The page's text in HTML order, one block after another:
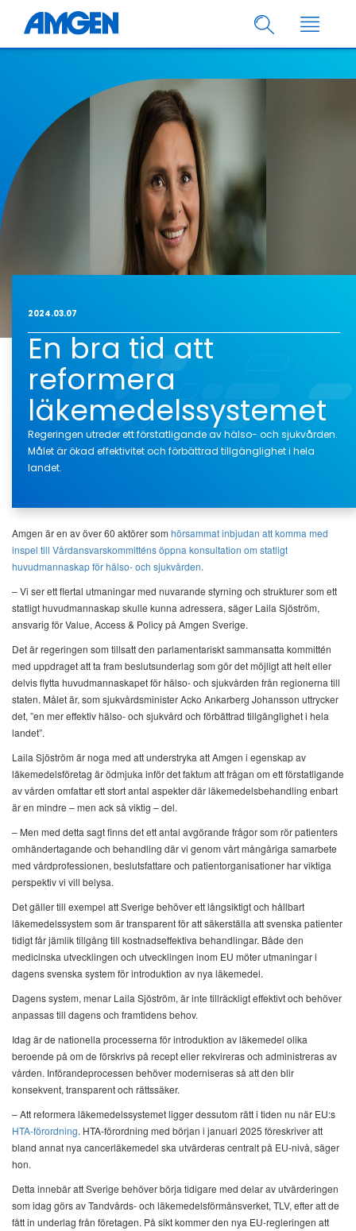
2024.03.07
En bra tid att
reformera
läkemedelssystemet
Regeringen utreder ett förstatligande av hälso- och sjukvården.
Målet är ökad effektivitet och förbättrad tillgänglighet i hela
landet.
Amgen är en av över 60 aktörer som hörsammat inbjudan att komma med
inspel till Vårdansvarskommitténs öppna konsultation om statligt
huvudmannaskap för hälso- och sjukvården.
– Vi ser ett flertal utmaningar med nuvarande styrning och strukturer som ett
statligt huvudmannaskap skulle kunna adressera, säger Laila Sjöström,
ansvarig för Value, Access & Policy på Amgen Sverige.
Det är regeringen som tillsatt den parlamentariskt sammansatta kommittén
med uppdraget att ta fram beslutsunderlag som gör det möjligt att helt eller
delvis flytta huvudmannaskapet för hälso- och sjukvården från regionerna till
staten. Målet är, som sjukvårdsminister Acko Ankarberg Johansson uttrycker
det, ”en mer effektiv hälso- och sjukvård och förbättrad tillgänglighet i hela
landet”.
Laila Sjöström är noga med att understryka att Amgen i egenskap av
läkemedelsföretag är ödmjuka inför det faktum att frågan om ett förstatligande
av vården omfattar ett stort antal aspekter där läkemedelsbehandling enbart
är en mindre – men ack så viktig – del.
– Men med detta sagt finns det ett antal avgörande frågor som rör patienters
omhändertagande och behandling där vi genom vårt mångåriga samarbete
med vårdprofessionen, beslutsfattare och patientorganisationer har viktiga
perspektiv vi vill belysa.
Det gäller till exempel att Sverige behöver ett långsiktigt och hållbart
läkemedelssystem som är transparent för att säkerställa att svenska patienter
tidigt får jämlik tillgång till kostnadseffektiva behandlingar. Både den
medicinska utvecklingen och utvecklingen inom EU möter utmaningar i
dagens svenska system för introduktion av nya läkemedel.
Dagens system, menar Laila Sjöström, är inte tillräckligt effektivt och behöver
anpassas till dagens och framtidens behov.
Idag är de nationella processerna för introduktion av läkemedel olika
beroende på om de förskrivs på recept eller rekvireras och administreras av
vården. Införandeprocessen behöver moderniseras så att den blir
konsekvent, transparent och rättssäker.
– Att reformera läkemedelssystemet ligger dessutom rätt i tiden nu när EU:s
HTA-förordning. HTA-förordning med början i januari 2025 föreskriver att
bland annat nya cancerläkemedel ska utvärderas centralt på EU-nivå, säger
hon.
Detta innebär att Sverige behöver börja tidigare med delar av utvärderingen
som idag görs av Tandvårds- och läkemedelsförmånsverket, TLV, efter att de
fått in underlag från företagen. På sikt kommer den nya EU-regleringen att